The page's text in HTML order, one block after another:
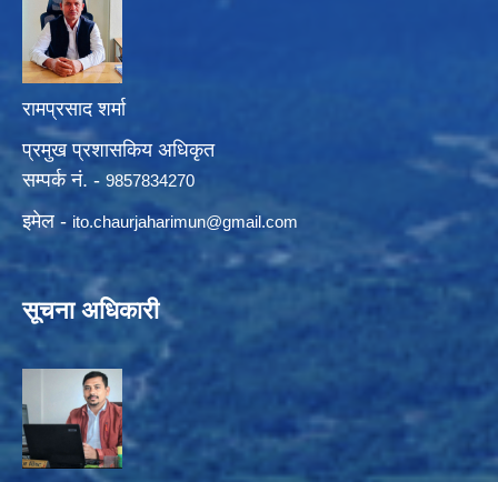
रामप्रसाद शर्मा
प्रमुख प्रशासकिय अधिकृत
सम्पर्क नं. - 9857834270
इमेल - ito.chaurjaharimun@gmail.com
सूचना अधिकारी